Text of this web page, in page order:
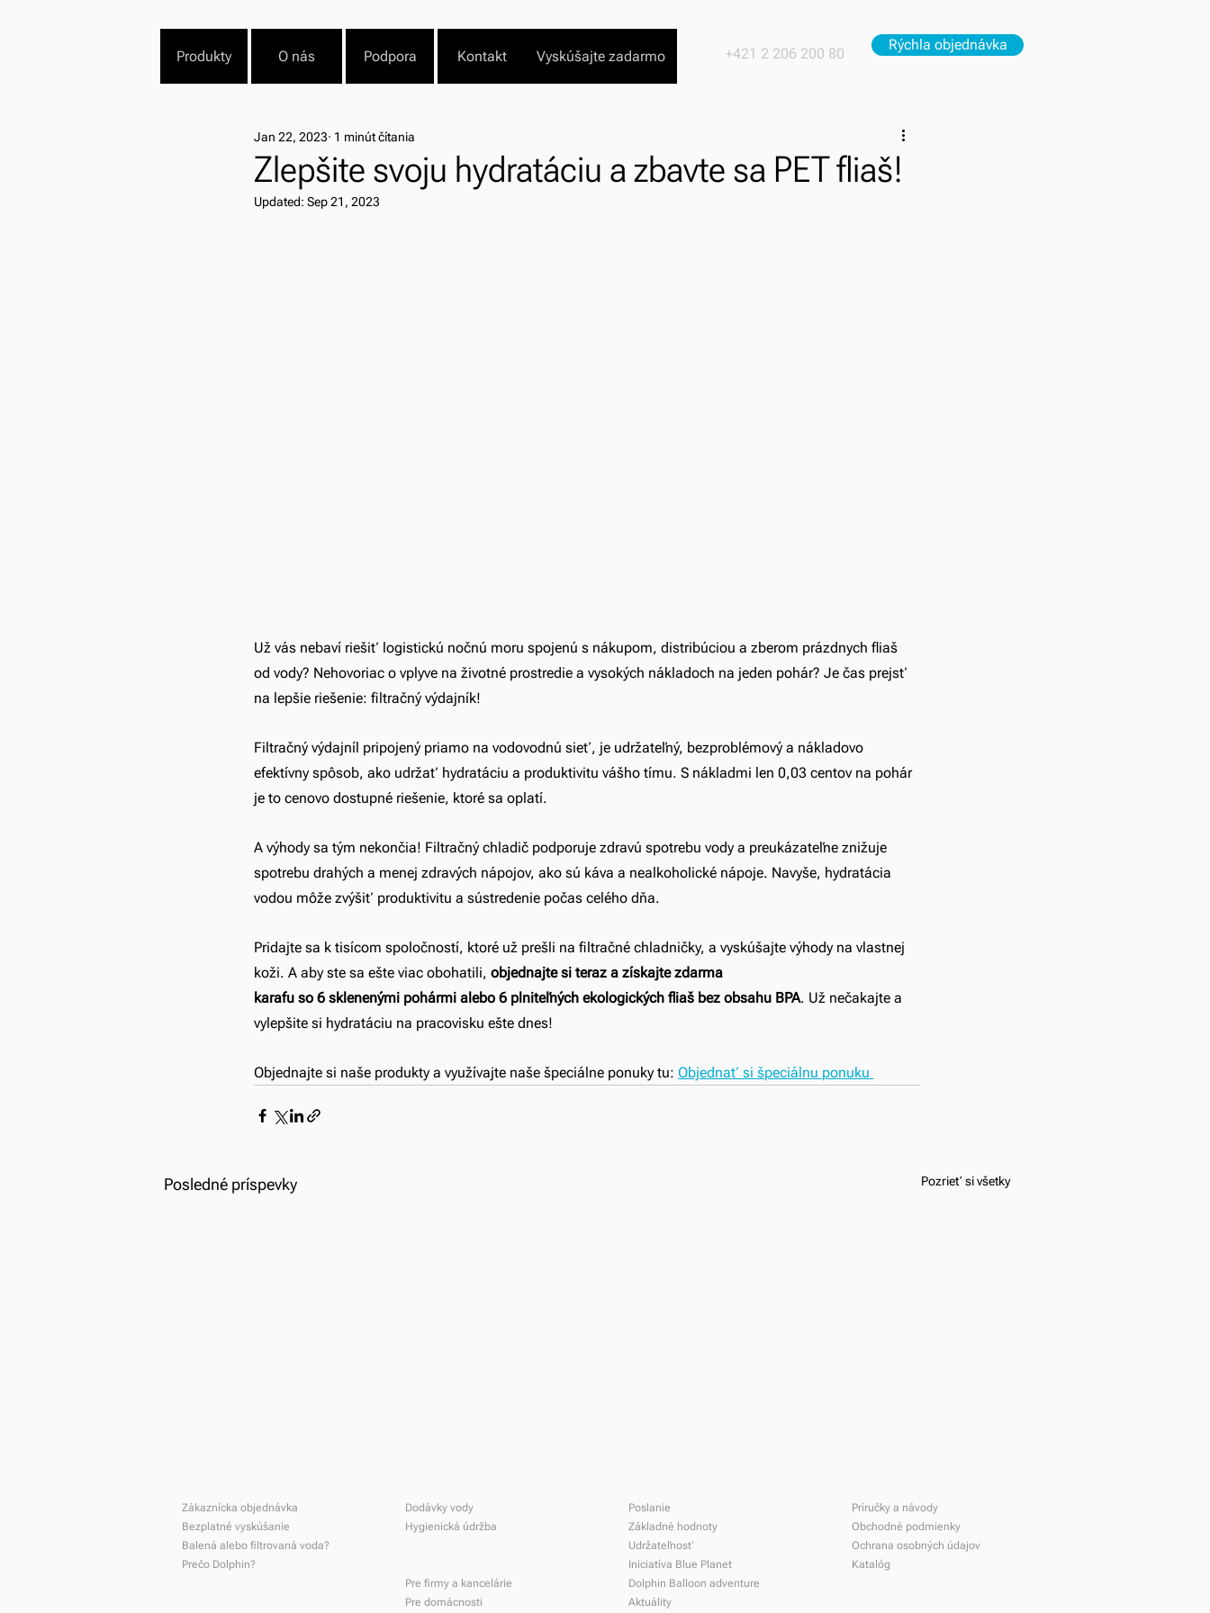
Produkty O nás Podpora Kontakt Vyskúšajte zadarmo +421 2 206 200 80
Rýchla objednávka
Zlepšite svoju hydratáciu a zbavte sa PET fliaš!
Jan 22, 2023 1 minút čítania
Updated: Sep 21, 2023
Už vás nebaví riešiť logistickú nočnú moru spojenú s nákupom, distribúciou a zberom prázdnych fliaš
od vody? Nehovoriac o vplyve na životné prostredie a vysokých nákladoch na jeden pohár? Je čas prejsť
na lepšie riešenie: filtračný výdajník!
Filtračný výdajníl pripojený priamo na vodovodnú sieť, je udržateľný, bezproblémový a nákladovo
efektívny spôsob, ako udržať hydratáciu a produktivitu vášho tímu. S nákladmi len 0,03 centov na pohár
je to cenovo dostupné riešenie, ktoré sa oplatí.
A výhody sa tým nekončia! Filtračný chladič podporuje zdravú spotrebu vody a preukázateľne znižuje
spotrebu drahých a menej zdravých nápojov, ako sú káva a nealkoholické nápoje. Navyše, hydratácia
vodou môže zvýšiť produktivitu a sústredenie počas celého dňa.
Pridajte sa k tisícom spoločností, ktoré už prešli na filtračné chladničky, a vyskúšajte výhody na vlastnej
koži. A aby ste sa ešte viac obohatili, objednajte si teraz a získajte zdarma
karafu so 6 sklenenými pohármi alebo 6 plniteľných ekologických fliaš bez obsahu BPA. Už nečakajte a
vylepšite si hydratáciu na pracovisku ešte dnes!
Objednajte si naše produkty a využívajte naše špeciálne ponuky tu: Objednať si špeciálnu ponuku
Posledné príspevky Pozrieť si všetky
Nový rok 2025 s Dolphin
Zákaznícka objednávka
Bezplatné vyskúšanie
Balená alebo filtrovaná voda?
Prečo Dolphin?
Dodávky vody
Hygienická údržba
Pre firmy a kancelárie
Pre domácnosti
Poslanie
Základné hodnoty
Udržateľnosť
Iniciatíva Blue Planet
Dolphin Balloon adventure
Aktuálity
Príručky a návody
Obchodné podmienky
Ochrana osobných údajov
Katalóg